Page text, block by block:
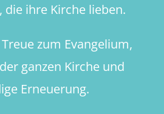
die ihre Kirche lieben.
zum Evangelium,
ganzen Kirche und
Erneuerung.